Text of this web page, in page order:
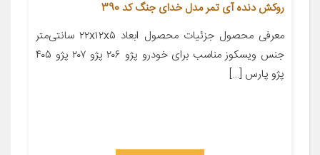
روکش دنده آی تمر مدل خدای جنگ کد 390
معرفی محصول جزئیات محصول ابعاد ۲۲x۱۲x۵ سانتی‌متر
جنس ویسکوز مناسب برای خودرو پژو ۲۰۶ پژو ۲۰۷ پژو ۴۰۵
پژو پارس […]